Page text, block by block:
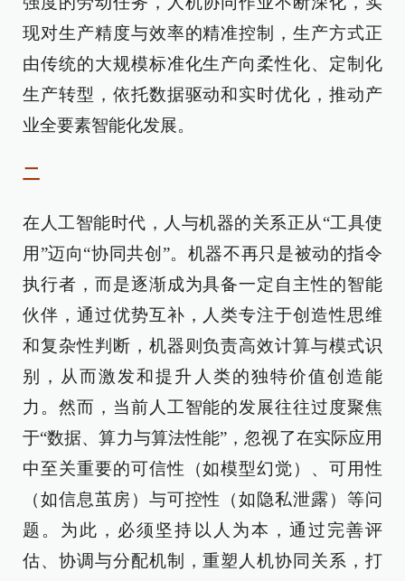
现对生产精度与效率的精准控制，生产方式正
由传统的大规模标准化生产向柔性化、定制化
生产转型，依托数据驱动和实时优化，推动产
业全要素智能化发展。
二
在人工智能时代，人与机器的关系正从“工具使
用”迈向“协同共创”。机器不再只是被动的指令
执行者，而是逐渐成为具备一定自主性的智能
伙伴，通过优势互补，人类专注于创造性思维
和复杂性判断，机器则负责高效计算与模式识
别，从而激发和提升人类的独特价值创造能
力。然而，当前人工智能的发展往往过度聚焦
于“数据、算力与算法性能”，忽视了在实际应用
中至关重要的可信性（如模型幻觉）、可用性
（如信息茧房）与可控性（如隐私泄露）等问
题。为此，必须坚持以人为本，通过完善评
估、协调与分配机制，重塑人机协同关系，打